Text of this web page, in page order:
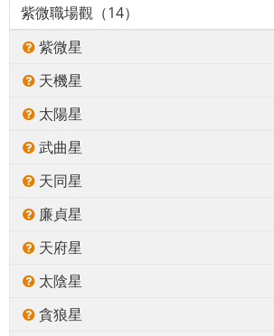
紫微職場觀（14）
紫微星
天機星
太陽星
武曲星
天同星
廉貞星
天府星
太陰星
貪狼星